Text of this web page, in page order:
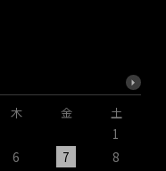
木 金
土
1
6 7 8